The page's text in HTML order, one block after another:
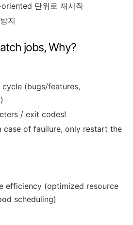
단위로 재시작
지
jobs, Why?
(bugs/features,
/ exit codes!
case of fauilure, only restart the
efficiency (optimized resource
scheduling)